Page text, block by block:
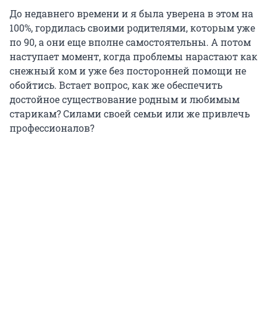
До недавнего времени и я была уверена в этом на
100%, гордилась своими родителями, которым уже
по 90, а они еще вполне самостоятельны. А потом
наступает момент, когда проблемы нарастают как
снежный ком и уже без посторонней помощи не
обойтись. Встает вопрос, как же обеспечить
достойное существование родным и любимым
старикам? Силами своей семьи или же привлечь
профессионалов?